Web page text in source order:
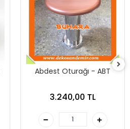
Abdest Oturağı - ABT
3.240,00 TL